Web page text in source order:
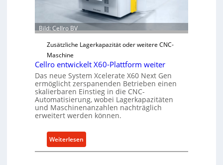
Ü
r
a
s
t
s
c
u
z
Bild: Cellro BV
Zusätzliche Lagerkapazität oder weitere CNC-
Maschine
Cellro entwickelt X60-Plattform weiter
Das neue System Xcelerate X60 Next Gen
ermöglicht zerspanenden Betrieben einen
skalierbaren Einstieg in die CNC-
Automatisierung, wobei Lagerkapazitäten
und Maschinenanzahlen nachträglich
erweitert werden können.
Weiterlesen
C